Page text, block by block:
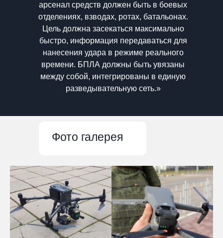
арсенал средств должен быть в боевых
отделениях, взводах, ротах, батальонах.
Цель должна засекаться максимально
быстро, информация передаваться для
нанесения удара в режиме реального
времени. БПЛА должны быть увязаны
между собой, интегрированы в единую
разведывательную сеть.»
Фото галерея